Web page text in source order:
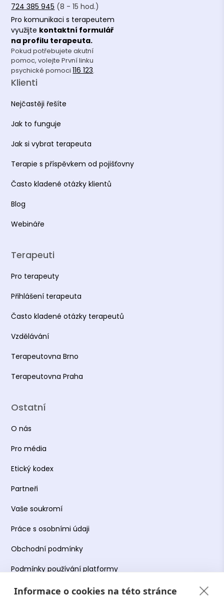
Informace o cookies na této stránce
724 385 945 (8 - 15 hod.)
Pro komunikaci s terapeutem
využijte kontaktní formulář
na profilu terapeuta.
Pokud potřebujete akutní
pomoc, volejte První linku
psychické pomoci116 123.
Klienti
Nejčastěji řešíte
Jak to funguje
Jak si vybrat terapeuta
Terapie s příspěvkem od pojišťovny
Často kladené otázky klientů
Blog
Webináře
Terapeuti
Pro terapeuty
Přihlášení terapeuta
Často kladené otázky terapeutů
Vzdělávání
Terapeutovna Brno
Terapeutovna Praha
Ostatní
O nás
Pro média
Etický kodex
Partneři
Vaše soukromí
Práce s osobními údaji
Obchodní podmínky
Podmínky používání platformy